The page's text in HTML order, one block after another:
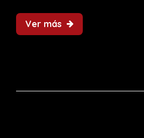
Ver más